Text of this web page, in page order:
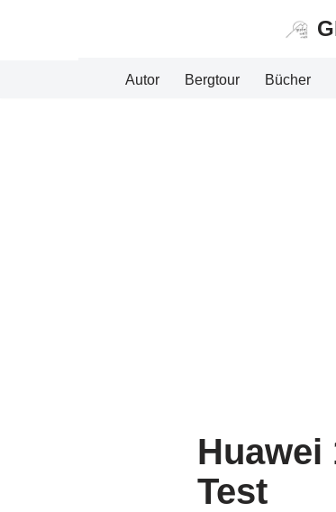
Autor Bergtour Bücher
Huawei
Test